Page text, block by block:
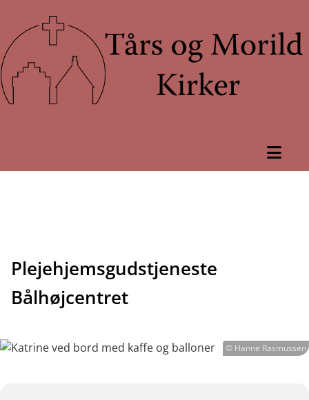
Plejehjemsgudstjeneste
Bålhøjcentret
© Hanne Rasmussen